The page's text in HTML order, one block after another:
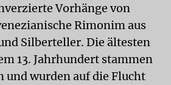
Vorhänge von
Rimonim aus
Silberteller. Die ältesten
13. Jahrhundert stammen
und wurden auf die Flucht